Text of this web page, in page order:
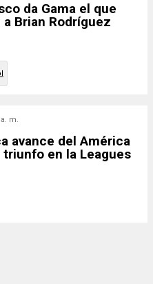
da Gama el que
Brian Rodríguez
m.
avance del América
en la Leagues